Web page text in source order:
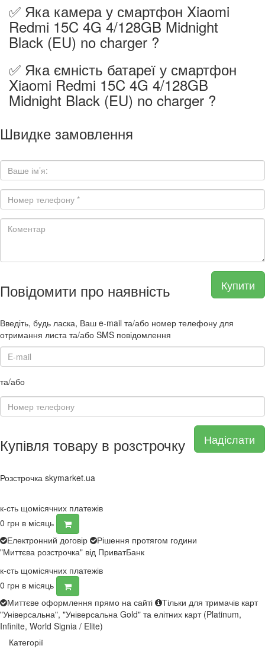
✅ Яка камера у смартфон Xiaomi
Redmi 15C 4G 4/128GB Midnight
Black (EU) no charger ?
✅ Яка ємність батареї у смартфон
Xiaomi Redmi 15C 4G 4/128GB
Midnight Black (EU) no charger ?
Швидке замовлення
Купити
Повідомити про наявність
Введіть, будь ласка, Ваш e-mail та/або номер телефону для
отримання листа та/або SMS повідомлення
та/або
Надіслати
Купівля товару в розстрочку
Розстрочка skymarket.ua
к-сть щомісячних платежів
0 грн в місяць
Електронний договір
Рішення протягом години
"Миттєва розстрочка" від ПриватБанк
к-сть щомісячних платежів
0 грн в місяць
Миттєве оформлення прямо на сайті
Тільки для тримачів карт
"Універсальна", "Універсальна Gold" та елітних карт (Platinum,
Infinite, World Signia / Elite)
Категорії